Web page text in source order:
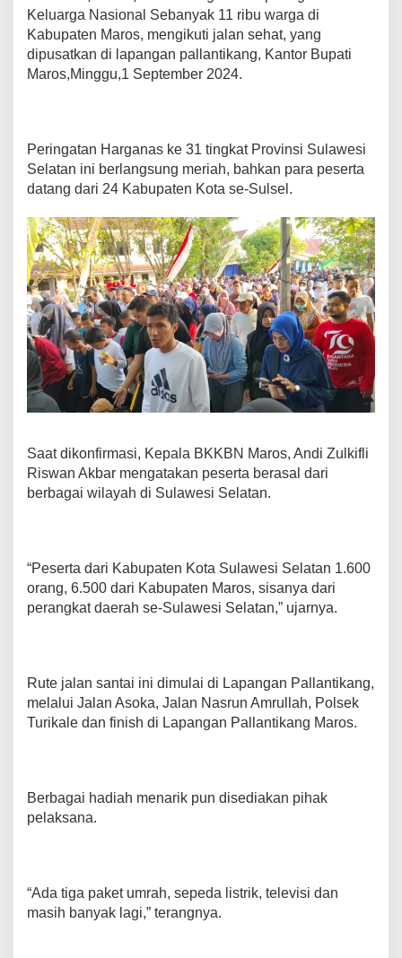
a
n
S
a
n
H
a
r
i
e
l
u
a
r
g
a
N
a
s
n
l
i
M
Keluarga Nasional Sebanyak 11 ribu warga di
Kabupaten Maros, mengikuti jalan sehat, yang
dipusatkan di lapangan pallantikang, Kantor Bupati
Maros,Minggu,1 September 2024.
Peringatan Harganas ke 31 tingkat Provinsi Sulawesi
Selatan ini berlangsung meriah, bahkan para peserta
datang dari 24 Kabupaten Kota se-Sulsel.
Saat dikonfirmasi, Kepala BKKBN Maros, Andi Zulkifli
Riswan Akbar mengatakan peserta berasal dari
berbagai wilayah di Sulawesi Selatan.
“Peserta dari Kabupaten Kota Sulawesi Selatan 1.600
orang, 6.500 dari Kabupaten Maros, sisanya dari
perangkat daerah se-Sulawesi Selatan,” ujarnya.
Rute jalan santai ini dimulai di Lapangan Pallantikang,
melalui Jalan Asoka, Jalan Nasrun Amrullah, Polsek
Turikale dan finish di Lapangan Pallantikang Maros.
Berbagai hadiah menarik pun disediakan pihak
pelaksana.
“Ada tiga paket umrah, sepeda listrik, televisi dan
masih banyak lagi,” terangnya.